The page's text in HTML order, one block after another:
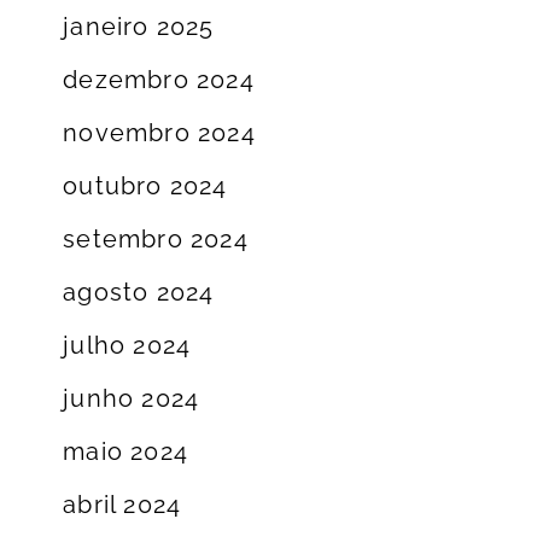
janeiro 2025
dezembro 2024
novembro 2024
outubro 2024
setembro 2024
agosto 2024
julho 2024
junho 2024
maio 2024
abril 2024